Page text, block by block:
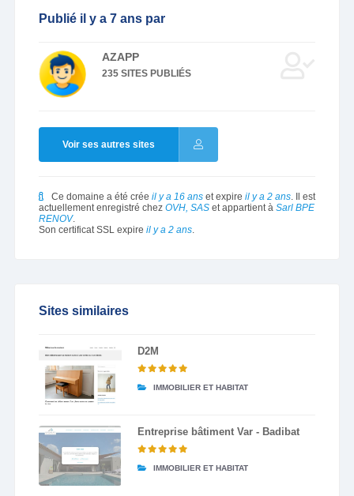
Publié il y a 7 ans par
AZAPP
235 SITES PUBLIÉS
Voir ses autres sites
Ce domaine a été crée il y a 16 anset expire il y a 2 ans. Il est
actuellement enregistré chez OVH, SASet appartient à Sarl BPE
RENOV.
Son certificat SSL expire il y a 2 ans.
Sites similaires
D2M
IMMOBILIER ET HABITAT
Entreprise bâtiment Var - Badibat
IMMOBILIER ET HABITAT